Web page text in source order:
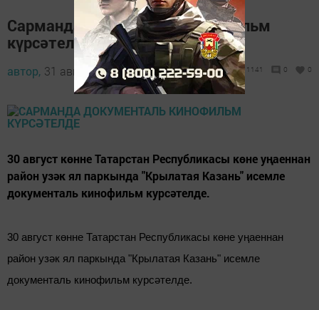
Сарманда документаль кинофильм
күрсәтелде
автор, 31 август 2017 - 06:39 1141 0 0
30 август көнне Татарстан Республикасы көне уңаеннан
район узәк ял паркында "Крылатая Казань" исемле
документаль кинофильм курсәтелде.
30 август көнне Татарстан Республикасы көне уңаеннан
район узәк ял паркында "Крылатая Казань" исемле
документаль кинофильм курсәтелде.